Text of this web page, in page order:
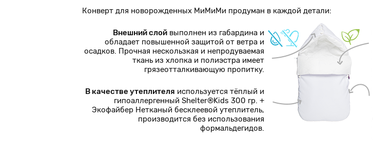
Конверт для новорожденных МиМиМи продуман в каждой детали:
Внешний слой выполнен из габардина и
обладает повышенной защитой от ветра и
осадков. Прочная нескользкая и непродуваемая
ткань из хлопка и полиэстра имеет
грязеотталкивающую пропитку.
В качестве утеплителя используется тёплый и
гипоаллергенный Shelter®Kids 300 гр. +
Экофайбер Нетканый бесклеевой утеплитель,
производится без использования
формальдегидов.